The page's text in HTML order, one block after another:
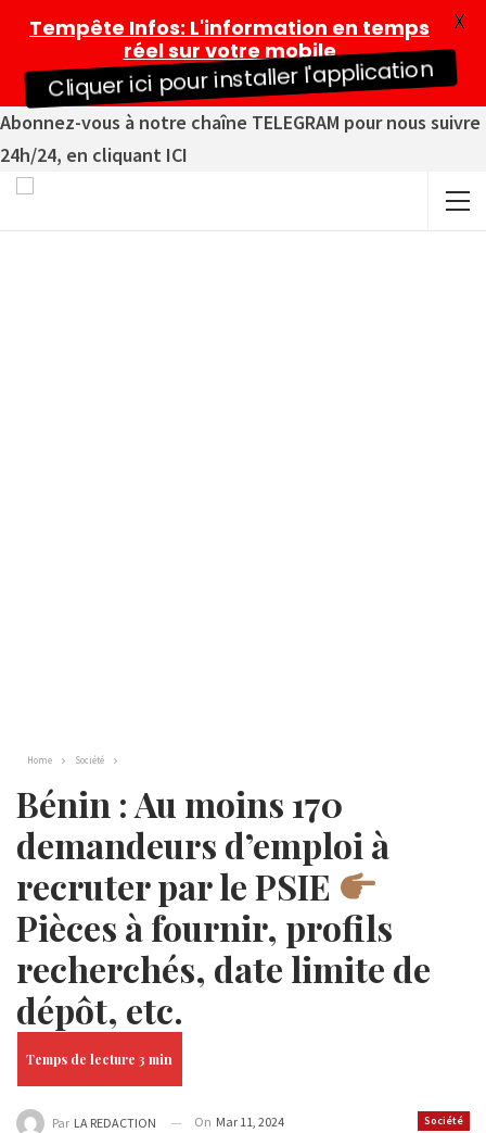
Abonnez-vous à notre chaîne TELEGRAM pour nous suivre
24h/24, en cliquant ICI
Home Société
Bénin : Au moins 170
demandeurs d’emploi à
recruter par le PSIE
Pièces à fournir, profils
recherchés, date limite de
dépôt, etc.
Société
Par LA REDACTION On Mar 11, 2024
Tempête Infos: L'information en temps
réel sur votre mobile
Cliquer ici pour installer l'application
X